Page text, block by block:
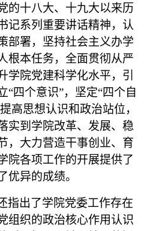
的十八大、 十九大以来历
记系列重要讲话精神，认
部署，坚持社会主义办学
根本任务，全面贯彻从严
学院党建科学化水平，引
“四个意识”， 坚定“四个自
高思想认识和政治站位，
实到学院改革、 发展、 稳
，大力营造干事创业、育
院各项工作的开展提供了
优异的成绩。
指出了学院党委工作存在
组织的政治核心作用认识